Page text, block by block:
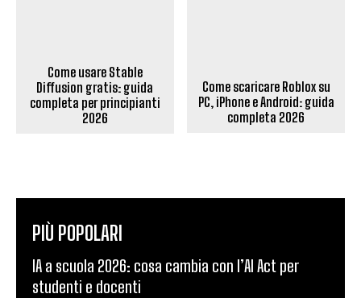
Come usare Stable
Diffusion gratis: guida
completa per principianti
2026
Come scaricare Roblox su
PC, iPhone e Android: guida
completa 2026
PIÙ POPOLARI
IA a scuola 2026: cosa cambia con l’AI Act per
studenti e docenti